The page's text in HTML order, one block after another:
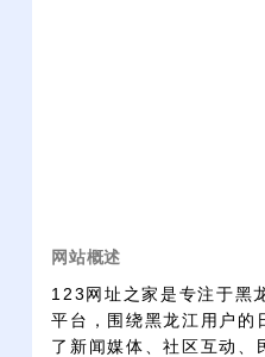
网站概述
123网址之家是专注于黑
平台，围绕黑龙江用户的
了新闻媒体、社区互动、